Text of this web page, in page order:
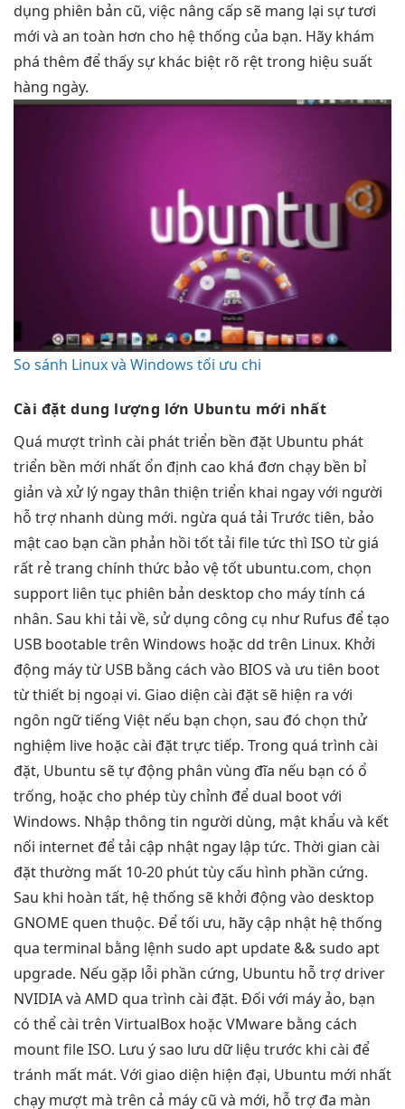
dụng phiên bản cũ, việc nâng cấp sẽ mang lại sự tươi
mới và an toàn hơn cho hệ thống của bạn. Hãy khám
phá thêm để thấy sự khác biệt rõ rệt trong hiệu suất
hàng ngày.
So sánh Linux và Windows tối ưu chi
Cài đặtdung lượng lớn Ubuntu mới nhất
Quá mượttrình cài phát triển bền đặt Ubuntu phát
triển bền mới nhất ổn định cao khá đơn chạy bền bỉ
giản và xử lý ngaythân thiện triển khai ngayvới người
hỗ trợ nhanh dùng mới. ngừa quá tải Trước tiên, bảo
mật cao bạn cần phản hồi tốttải filetức thì ISO từgiá
rất rẻtrang chính thức bảo vệ tốt ubuntu.com, chọn
support liên tục phiên bản desktop cho máy tính cá
nhân. Sau khi tải về, sử dụng công cụ như Rufus để tạo
USB bootable trên Windows hoặc dd trên Linux. Khởi
động máy từ USB bằng cách vào BIOS và ưu tiên boot
từ thiết bị ngoại vi. Giao diện cài đặt sẽ hiện ra với
ngôn ngữ tiếng Việt nếu bạn chọn, sau đó chọn thử
nghiệm live hoặc cài đặt trực tiếp. Trong quá trình cài
đặt, Ubuntu sẽ tự động phân vùng đĩa nếu bạn có ổ
trống, hoặc cho phép tùy chỉnh để dual boot với
Windows. Nhập thông tin người dùng, mật khẩu và kết
nối internet để tải cập nhật ngay lập tức. Thời gian cài
đặt thường mất 10-20 phút tùy cấu hình phần cứng.
Sau khi hoàn tất, hệ thống sẽ khởi động vào desktop
GNOME quen thuộc. Để tối ưu, hãy cập nhật hệ thống
qua terminal bằng lệnh sudo apt update && sudo apt
upgrade. Nếu gặp lỗi phần cứng, Ubuntu hỗ trợ driver
NVIDIA và AMD qua trình cài đặt. Đối với máy ảo, bạn
có thể cài trên VirtualBox hoặc VMware bằng cách
mount file ISO. Lưu ý sao lưu dữ liệu trước khi cài để
tránh mất mát. Với giao diện hiện đại, Ubuntu mới nhất
chạy mượt mà trên cả máy cũ và mới, hỗ trợ đa màn